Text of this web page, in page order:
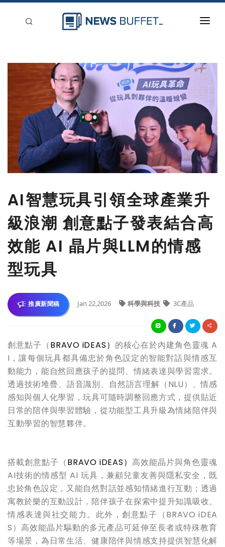
新聞稿分類
登入
刊登
AI智慧玩具引領全球產業升
級浪潮 創意點子發表結合高
效能 AI 晶片與LLM的情感
型玩具
推廣新聞稿 Jan 22,2026 科學與科技 3C產品
創意點子（BRAVO iDEAS） 的核心在於內建角色靈魂 A
I，讓每個玩具都具備忠於角色設定的智能對話與情感互
動能力，能自然回應孩子的提問、情緒表達與學習需求。
透過技術堆疊、語音識別、自然語言理解（NLU）、情感
感知與個人化學習，玩具可隨時調整回應方式，提供貼近
日常的陪伴與學習體驗，從功能型工具升級為情緒陪伴與
互動學習的智慧夥伴。
搭載創意點子（BRAVO iDEAS） 高效能晶片與角色靈魂
AI技術的情感型 AI 玩具，兼顧兒童友善與隱私安全，既
忠於角色設定，又能自然對話並感知情緒進行互動；透過
寓教於樂的互動設計，陪伴孩子在探索中提升知識吸收、
情感表達與社交能力。此外，創意點子（BRAVO iDEA
S）高效能晶片驅動的多元產品可延伸至長者或特殊教育
等場景，為日常生活、健康陪伴與情感支持提供智慧化解